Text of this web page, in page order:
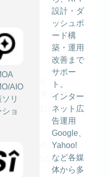
AIO
リ
ショ
設計・ダ
ッシュボ
ード構
築・運用
改善まで
サポー
ト。
インター
ネット広
告運用
Google、
Yahoo!
など各媒
体から多
わせ(10%)
ードの使用が記録さ
ドを使い続けている
ら最高850点までの
600～800点の間に